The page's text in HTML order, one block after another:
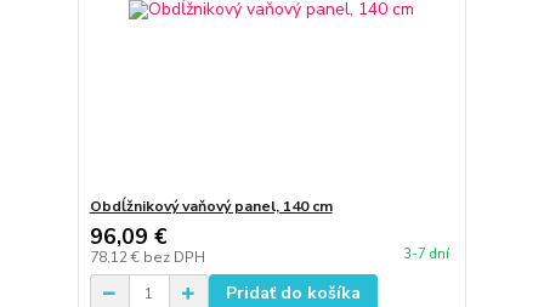
Obdĺžnikový vaňový panel, 140 cm
96,09 €
78,12 € bez DPH 3-7 dní
Pridať do košíka